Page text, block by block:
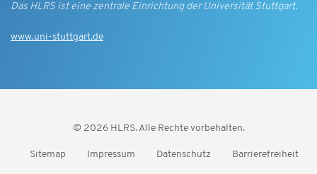
Das HLRS ist eine zentrale Einrichtung der Universität Stuttgart.
www.uni-stuttgart.de
© 2026 HLRS. Alle Rechte vorbehalten.
Sitemap Impressum Datenschutz Barrierefreiheit